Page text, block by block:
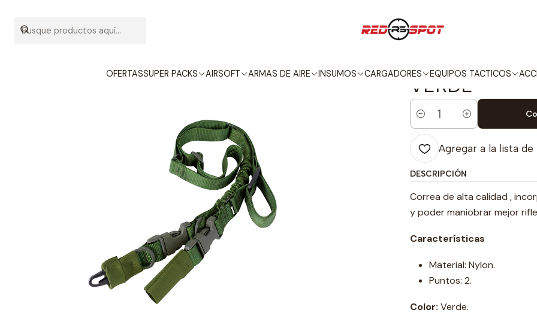
OFERTASSUPER PACKS AIRSOFT ARMAS DE AIRE INSUMOS CARGADORES EQUIPOS TACTICOS
ALPHA
VERDE
Cantidad
Agregar a la lista
DESCRIPCIÓN
Correa de alta calidad ,
y poder maniobrar mejor
Características
Material: Nylon.
Puntos: 2.
Color: Verde.